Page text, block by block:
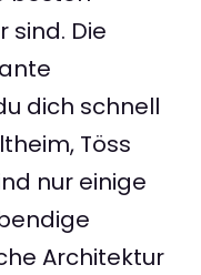
sind. Die
dich schnell
Töss
nur einige
Architektur